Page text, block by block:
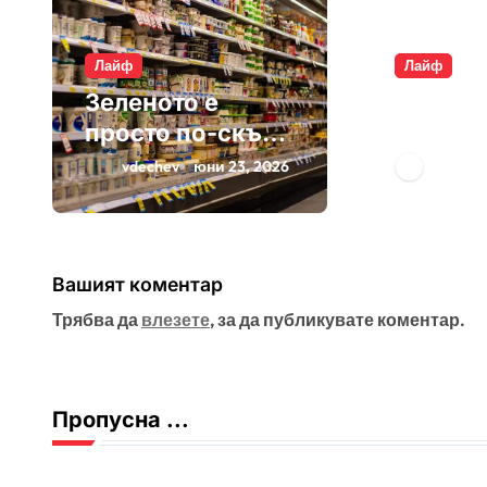
Лайф
Зеленото е
просто по-скъп
маркетинг
vdechev юни 23, 2026
Лайф
Вашият коментар
Трябва да влезете, за да публикувате коментар.
Пропусна ...